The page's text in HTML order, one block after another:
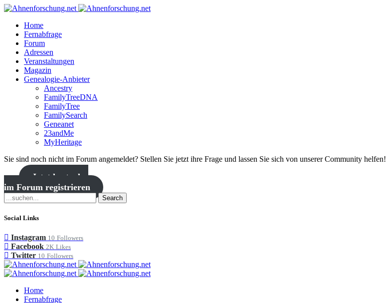
Home
Fernabfrage
Forum
Adressen
Veranstaltungen
Magazin
Genealogie-Anbieter
Ancestry
FamilyTreeDNA
FamilyTree
FamilySearch
Geneanet
23andMe
MyHeritage
Sie sind noch nicht im Forum angemeldet? Stellen Sie jetzt ihre Frage und lassen Sie sich von unserer Community helfen!
Jetzt kostenlos
im Forum registrieren
Search
Social Links
Instagram 10 Followers
Facebook 2K Likes
Twitter 10 Followers
Home
Fernabfrage